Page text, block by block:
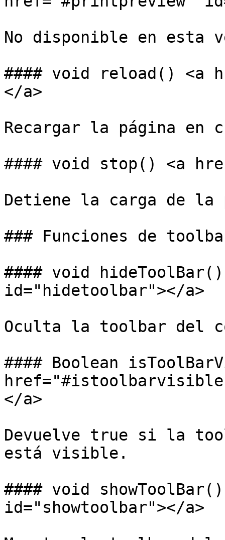
No disponible en esta
#### void reload() <a
</a>
Recargar la página en
#### void stop() <a
Detiene la carga de la
### Funciones de
#### void
id="hidetoolbar"></a>
Oculta la toolbar del
#### Boolean
</a>
Devuelve true si la
está visible.
#### void
id="showtoolbar"></a>